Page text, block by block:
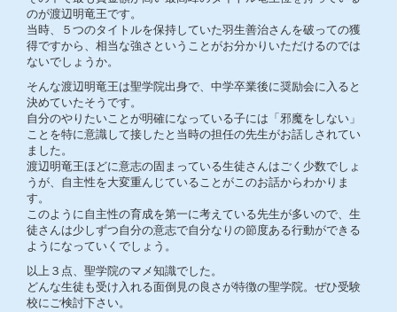
のが渡辺明竜王です。
当時、５つのタイトルを保持していた羽生善治さんを破っての獲
得ですから、相当な強さということがお分かりいただけるのでは
ないでしょうか。
そんな渡辺明竜王は聖学院出身で、中学卒業後に奨励会に入ると
決めていたそうです。
自分のやりたいことが明確になっている子には「邪魔をしない」
ことを特に意識して接したと当時の担任の先生がお話しされてい
ました。
渡辺明竜王ほどに意志の固まっている生徒さんはごく少数でしょ
うが、自主性を大変重んじていることがこのお話からわかりま
す。
このように自主性の育成を第一に考えている先生が多いので、生
徒さんは少しずつ自分の意志で自分なりの節度ある行動ができる
ようになっていくでしょう。
以上３点、聖学院のマメ知識でした。
どんな生徒も受け入れる面倒見の良さが特徴の聖学院。ぜひ受験
校にご検討下さい。